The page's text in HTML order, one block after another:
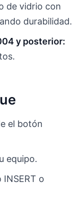
de vidrio con
durabilidad.
y posterior:
el botón
equipo.
INSERT o